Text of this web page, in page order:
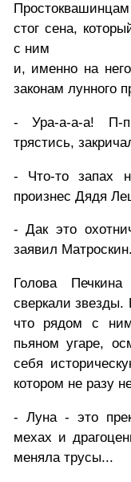
стог сена,
с ним
и, именно на
законам лунного
- Ура-а-а-а! П-
трястись,
- Что-то запах
произнес Дядя
- Дак это
заявил Матроскин.
Голова
сверкали
что рядом с
пьяном угаре,
себя
котором не разу
- Луна - это
мехах и
меняла трусы...